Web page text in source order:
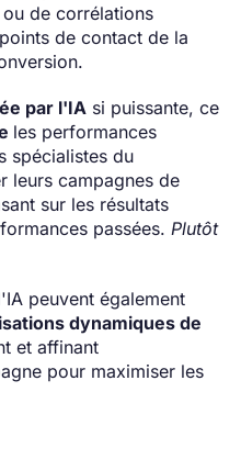
de corrélations
de contact de la
par l'IA si puissante, ce
les performances
spécialistes du
leurs campagnes de
sur les résultats
passées. Plutôt
peuvent également
dynamiques de
et affinant
pour maximiser les